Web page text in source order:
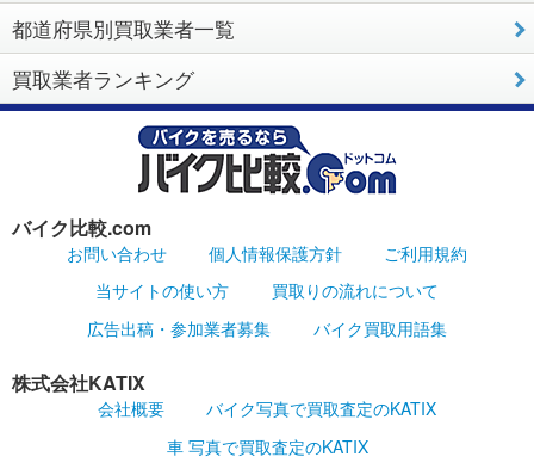
都道府県別買取業者一覧
買取業者ランキング
バイク比較.com
お問い合わせ 個人情報保護方針
ご利用規約
当サイトの使い方
買取りの流れについて
広告出稿・参加業者募集
バイク買取用語集
株式会社KATIX
会社概要
バイク写真で買取査定のKATIX
車 写真で買取査定のKATIX